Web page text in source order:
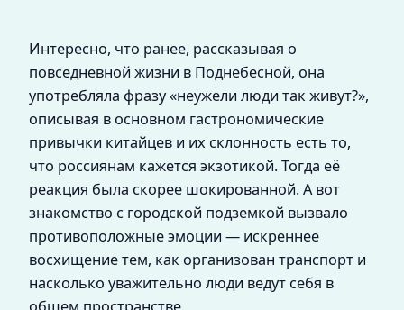
Интересно, что ранее, рассказывая о
повседневной жизни в Поднебесной, она
употребляла фразу «неужели люди так живут?»,
описывая в основном гастрономические
привычки китайцев и их склонность есть то,
что россиянам кажется экзотикой. Тогда её
реакция была скорее шокированной. А вот
знакомство с городской подземкой вызвало
противоположные эмоции — искреннее
восхищение тем, как организован транспорт и
насколько уважительно люди ведут себя в